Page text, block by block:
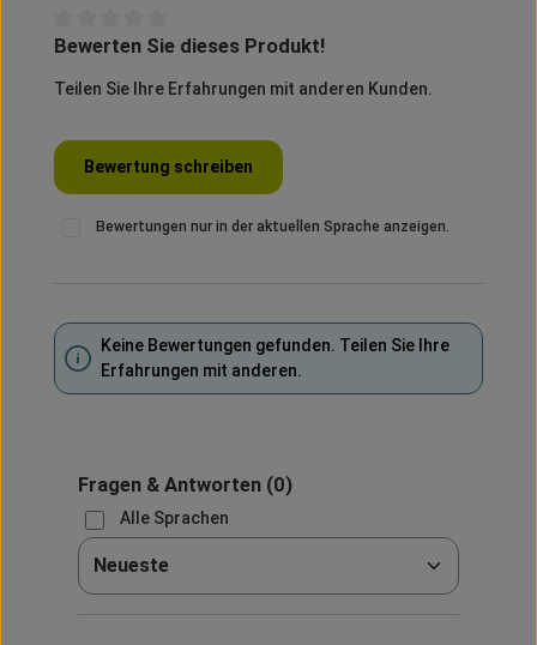
Durchschnittliche Bewertung von 0 von 5 Sternen
Bewerten Sie dieses Produkt!
Teilen Sie Ihre Erfahrungen mit anderen Kunden.
Bewertung schreiben
Bewertungen nur in der aktuellen Sprache anzeigen.
Keine Bewertungen gefunden. Teilen Sie Ihre
Erfahrungen mit anderen.
Fragen & Antworten(0)
Alle Sprachen
Sortieren nach